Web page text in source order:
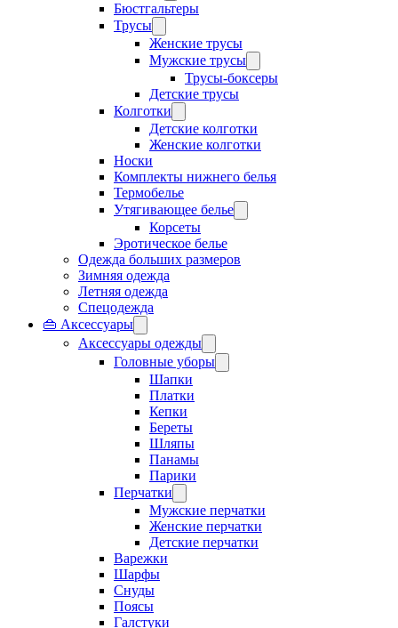
Бюстгальтеры
Трусы
Женские трусы
Мужские трусы
Трусы-боксеры
Детские трусы
Колготки
Детские колготки
Женские колготки
Носки
Комплекты нижнего белья
Термобелье
Утягивающее белье
Корсеты
Эротическое белье
Одежда больших размеров
Зимняя одежда
Летняя одежда
Спецодежда
👜 Аксессуары
Аксессуары одежды
Головные уборы
Шапки
Платки
Кепки
Береты
Шляпы
Панамы
Парики
Перчатки
Мужские перчатки
Женские перчатки
Детские перчатки
Варежки
Шарфы
Снуды
Поясы
Галстуки